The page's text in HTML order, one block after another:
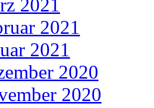
2021
2021
2021
2020
2020